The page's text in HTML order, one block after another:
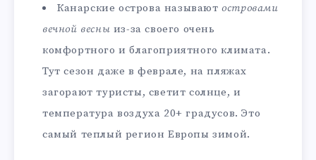
Канарские острова называютостровами
вечной весны из-за своего очень
комфортного и благоприятного климата.
Тут сезон даже в феврале, на пляжах
загорают туристы, светит солнце, и
температура воздуха 20+ градусов. Это
самый теплый регион Европы зимой.